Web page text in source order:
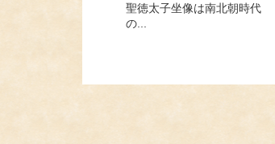
聖徳太子坐像は南北朝時代
の...